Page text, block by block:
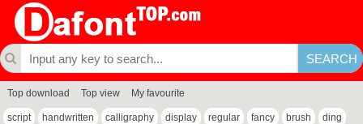
Top download Top view My favourite
script handwritten calligraphy display regular fancy brush ding